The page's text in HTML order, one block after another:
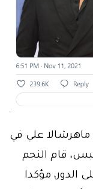
علي في
قام النجم
الدور، مؤكدا